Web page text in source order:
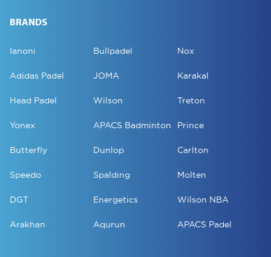
BRANDS
Ianoni Bullpadel Nox
Adidas Padel JOMA Karakal
Head Padel Wilson Treton
Yonex APACS Badminton Prince
Butterfly Dunlop Carlton
Speedo Spalding Molten
DGT Energetics Wilson NBA
Arakhan Aqurun APACS Padel